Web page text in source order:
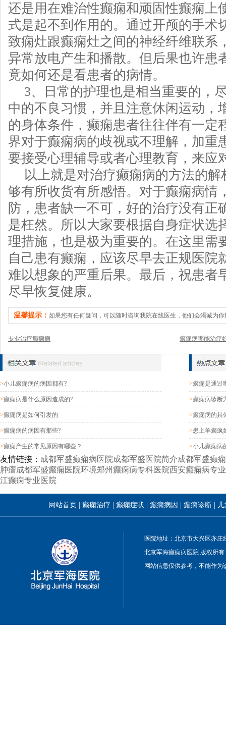
还是用在难治性癫痫和顽固性癫痫上
式是起不到作用的。通过开颅的手术
致痫灶跟癫痫灶之间的神经纤维联系
异常放电产生和播散。但后果也许患
竟如何还是看患者的病情。
3、日常的护理也是相当重要的，
中的不良习惯，并且注意休闲运动，
的身体条件，癫痫患者往往伴有一定
界对于癫痫病的歧视或不理解，加重
要接受心理辅导或者心理教育，来应
以上就是对治疗癫痫病的方法的
够有所收货有所感悟。对于癫痫病情
防，患者缺一不可，好的治疗没有正
是枉然。所以大家要根据自身症状选
理措施，也是极为重要的。在这里需
自己患有癫痫，应该尽早去正规医院
难以想象的严重后果。最后，祝患者
尽早恢复健康。
温馨提示： 如果您有任何疑问，可以随时咨询我院在线医生，他们会竭诚为你
专业治疗癫痫病 癫痫病哪能治疗
>小儿癫痫病的病因都有?
>癫痫病是什么原因造成的?
>癫痫病是如何引发的
>癫痫病的病因有那些?
>癫痫产生的常见原因有哪些？
>癫痫是通过
>癫痫病诊断
>癫痫病的具
>患上羊癫疯
>小儿癫痫病
友情链接： 成都军盛癫痫病医院成都军盛医院简介成都军盛癫
肿瘤成都军盛癫痫医院环境郑州癫痫病专科医院西安癫痫病专
江癫痫专业医院
网站首页 |癫痫治疗 |癫痫症状 |癫痫病因 |癫痫诊断
医院地址：北京市大兴区亦
北京军海癫痫病医院 版权所有
网站信息仅供参考，不能作